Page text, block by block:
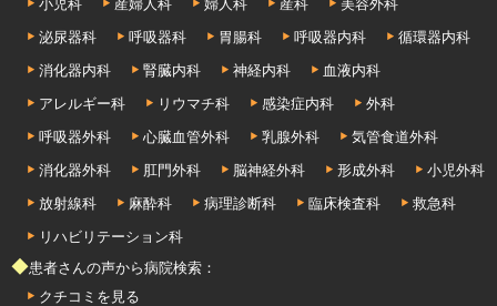
小児科
産婦人科 婦人科 産科
美容外科
泌尿器科
呼吸器科 胃腸科 呼吸器内科
循環器内科
消化器内科
腎臓内科 神経内科
血液内科
アレルギー科
リウマチ科 感染症内科
外科
呼吸器外科
心臓血管外科 乳腺外科
気管食道外科
消化器外科
肛門外科 脳神経外科 形成外科
小児外科
放射線科
麻酔科 病理診断科 臨床検査科
救急科
リハビリテーション科
◆患者さんの声から病院検索：
クチコミを見る